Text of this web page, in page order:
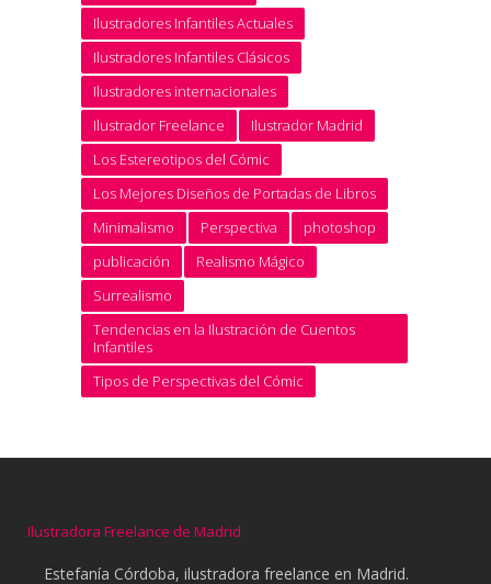
Ilustradores Infantiles Actuales
Ilustradores Infantiles Clásicos
Ilustradores internacionales
Ilustrador Freelance
Ilustrador Madrid
Los Estereotipos del Cómic
Los Mejores Diseños de Portadas de Libros
Minimalismo
Perspectiva
photoshop
publicación
Realismo Mágico
Surrealismo
Tendencias en la Ilustración de Cuentos
Infantiles
Tipos de Perspectivas del Cómic
Ilustradora Freelance de Madrid
Estefanía Córdoba, ilustradora freelance en Madrid.